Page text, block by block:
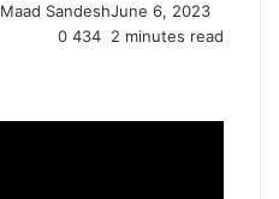
Maad SandeshJune 6, 2023
0 434 2 minutes read